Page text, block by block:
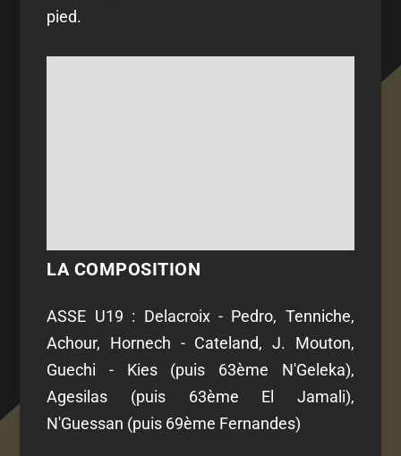
pied.
LA COMPOSITION
ASSE U19 : Delacroix - Pedro, Tenniche,
Achour, Hornech - Cateland, J. Mouton,
Guechi - Kies (puis 63ème N'Geleka),
Agesilas (puis 63ème El Jamali),
N'Guessan (puis 69ème Fernandes)